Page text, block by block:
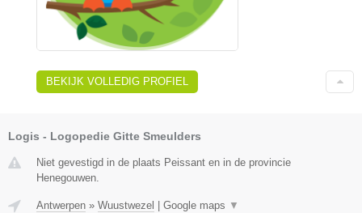
BEKIJK VOLLEDIG PROFIEL
Logis - Logopedie Gitte Smeulders
Niet gevestigd in de plaats Peissant en in de provincie
Henegouwen.
Antwerpen » Wuustwezel Google maps ▼